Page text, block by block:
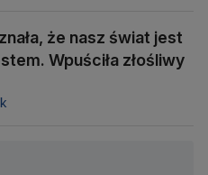
że nasz świat jest
Wpuściła złośliwy